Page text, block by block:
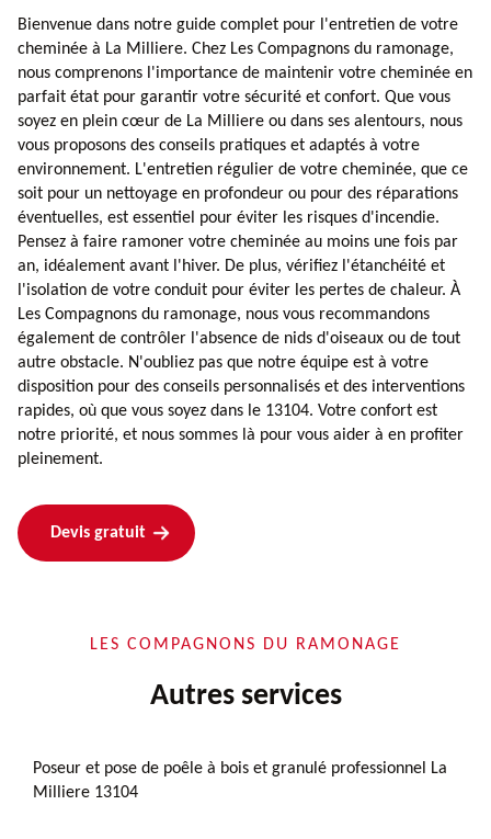
Bienvenue dans notre guide complet pour l'entretien de votre
cheminée à La Milliere. Chez Les Compagnons du ramonage,
nous comprenons l'importance de maintenir votre cheminée en
parfait état pour garantir votre sécurité et confort. Que vous
soyez en plein cœur de La Milliere ou dans ses alentours, nous
vous proposons des conseils pratiques et adaptés à votre
environnement. L'entretien régulier de votre cheminée, que ce
soit pour un nettoyage en profondeur ou pour des réparations
éventuelles, est essentiel pour éviter les risques d'incendie.
Pensez à faire ramoner votre cheminée au moins une fois par
an, idéalement avant l'hiver. De plus, vérifiez l'étanchéité et
l'isolation de votre conduit pour éviter les pertes de chaleur. À
Les Compagnons du ramonage, nous vous recommandons
également de contrôler l'absence de nids d'oiseaux ou de tout
autre obstacle. N'oubliez pas que notre équipe est à votre
disposition pour des conseils personnalisés et des interventions
rapides, où que vous soyez dans le 13104. Votre confort est
notre priorité, et nous sommes là pour vous aider à en profiter
pleinement.
Devis gratuit
LES COMPAGNONS DU RAMONAGE
Autres services
Poseur et pose de poêle à bois et granulé professionnel La
Milliere 13104